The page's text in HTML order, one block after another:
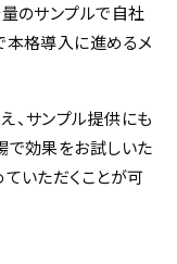
のサンプルで自社
本格導入に進めるメ
、サンプル提供にも
で効果をお試しいた
いただくことが可